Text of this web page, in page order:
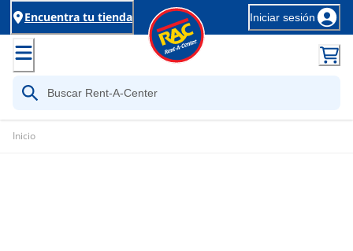
Encuentra tu tienda Iniciar sesión
Inicio